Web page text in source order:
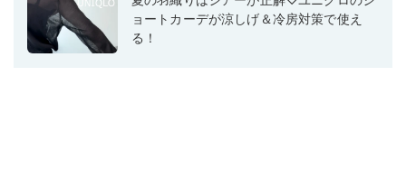
ョートカーデが涼しげ＆冷房対策で使え
る！